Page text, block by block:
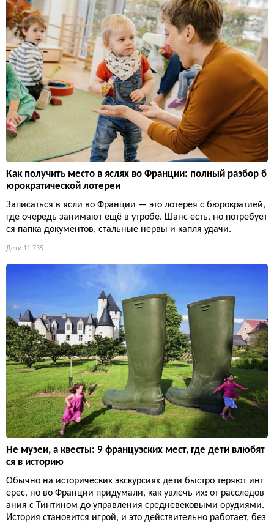
Как получить место в яслях во Франции: полный разбор б
юрократической лотереи
Записаться в ясли во Франции — это лотерея с бюрократией,
где очередь занимают ещё в утробе. Шанс есть, но потребует
ся папка документов, стальные нервы и капля удачи.
Дети 11 735
Не музеи, а квесты: 9 французских мест, где дети влюбят
ся в историю
Обычно на исторических экскурсиях дети быстро теряют инт
ерес, но во Франции придумали, как увлечь их: от расследов
ания с Тинтином до управления средневековыми орудиями.
История становится игрой, и это действительно работает, без